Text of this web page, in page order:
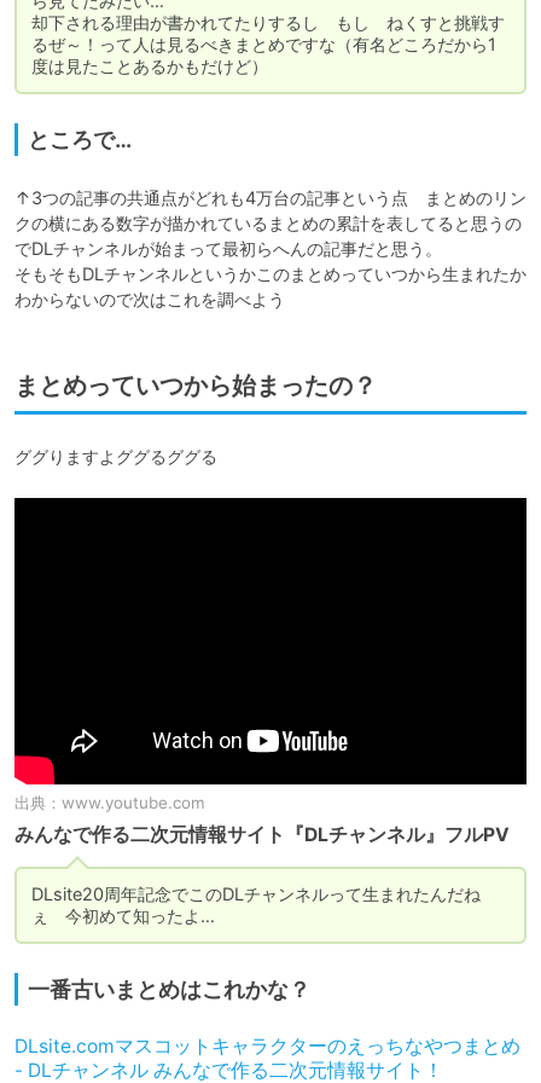
却下される理由が書かれてたりするし　もし　ねくすと挑戦す
るぜ～！って人は見るべきまとめですな（有名どころだから1
度は見たことあるかもだけど）
ところで…
↑3つの記事の共通点がどれも4万台の記事という点　まとめのリン
クの横にある数字が描かれているまとめの累計を表してると思うの
でDLチャンネルが始まって最初らへんの記事だと思う。
そもそもDLチャンネルというかこのまとめっていつから生まれたか
わからないので次はこれを調べよう
まとめっていつから始まったの？
ググりますよググるググる
出典： www.youtube.com
みんなで作る二次元情報サイト『DLチャンネル』フルPV
DLsite20周年記念でこのDLチャンネルって生まれたんだね
ぇ　今初めて知ったよ…
一番古いまとめはこれかな？
DLsite.comマスコットキャラクターのえっちなやつまとめ
- DLチャンネル みんなで作る二次元情報サイト！